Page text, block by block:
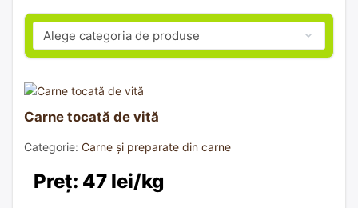
Carne tocată de vită
Categorie: Carne și preparate din carne
Preț: 47 lei/kg